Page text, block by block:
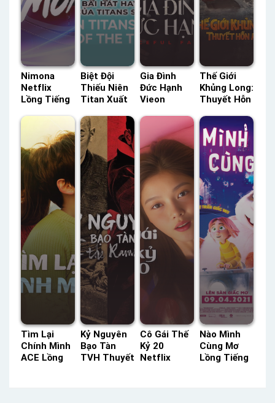
Nimona
Netflix
Lồng Tiếng
HD Lồng
Tiếng
Biệt Đội
Thiếu Niên
Titan Xuất
Bài Hát Hay
Nhất Của
Titans Phần
1 HBO
Thuyết
Minh –
Status: 05 /
05 Thuyết
Minh
Gia Đình
Đức Hạnh
Vieon
Minh –
Status: 16 /
16 Thuyết
Minh
Thế Giới
Khủng Long:
Thuyết Hỗn
2) Netflix
Lồng Tiếng
– Status:
10 / 10
Lồng Tiếng
Tìm Lại
Chính Mình
ACE Lồng
Kỷ Nguyên
Bạo Tàn
TVH Thuyết
Cô Gái Thế
Kỷ 20
Netflix
Nào Mình
Cùng Mơ
Lồng Tiếng